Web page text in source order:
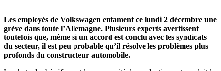
Les employés de Volkswagen entament ce lundi 2 décembre une
grève dans toute l’Allemagne. Plusieurs experts avertissent
toutefois que, même si un accord est conclu avec les syndicats
du secteur, il est peu probable qu’il résolve les problèmes plus
profonds du constructeur automobile.